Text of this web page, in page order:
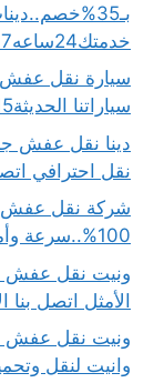
خدمتك24ساعه7ايام
سيارة نقل عفش
سياراتنا الحديثة15%خصم فوري..اتصل بنا
نقل احترافي
100%..سرعة وأمان اتصل بنا الان
الأمثل اتصل بنا
وانيت لنقل